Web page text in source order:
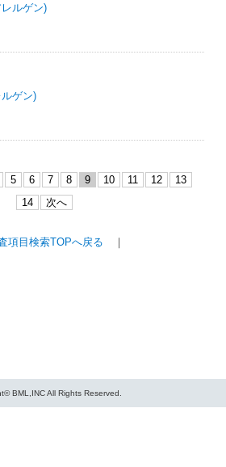
ルゲン)
ゲン)
5 6 7 8 9 10 11 12
13
14
次へ
項目検索TOPへ戻る ｜
BML,INC All Rights Reserved.